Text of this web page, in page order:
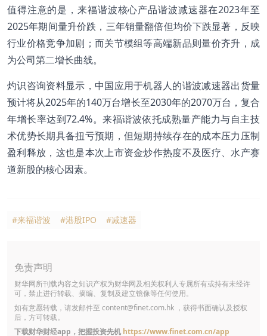
值得注意的是，来福谐波核心产品谐波减速器在2023年至
2025年期间量升价跌，三年销量翻倍但均价下跌显著，反映
行业价格竞争加剧；而关节模组等高端新品则量价齐升，成
为公司第二增长曲线。
灼识咨询资料显示，中国应用于机器人的谐波减速器出货量
预计将从2025年的140万台增长至2030年的2070万台，复合
年增长率达到72.4%。来福谐波依托成熟量产能力与自主技
术优势长期具备扭亏预期，但短期持续存在的成本压力压制
盈利释放，这也是本次上市资金炒作热度不及医疗、水产赛
道新股的核心因素。
#来福谐波 #港股IPO #减速器
免责声明
财华网所刊载内容之知识产权为财华网及相关权利人专属所有或持有未经许
可，禁止进行转载、摘编、复制及建立镜像等任何使用。
如有意愿转载，请发邮件至 content@finet.com.hk ，获得书面确认及授权
后，方可转载。
下载财华财经app，把握投资先机 https://www.finet.com.cn/app